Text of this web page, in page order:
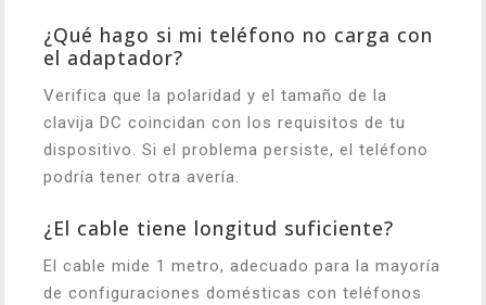
¿Qué hago si mi teléfono no carga con
el adaptador?
Verifica que la polaridad y el tamaño de la
clavija DC coincidan con los requisitos de tu
dispositivo. Si el problema persiste, el teléfono
podría tener otra avería.
¿El cable tiene longitud suficiente?
El cable mide 1 metro, adecuado para la mayoría
de configuraciones domésticas con teléfonos